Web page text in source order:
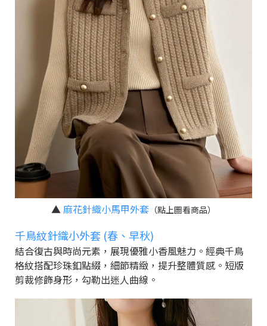
▲麻花針織小馬甲外套 （點上圖看商品）
千鳥紋針織小外套 (春、早秋)
結合復古與時尚元素，展現優雅小香風魅力。經典千鳥
格紋搭配珍珠釦點綴，細節精緻，提升整體質感。短版
剪裁修飾身形，勾勒出迷人曲線。